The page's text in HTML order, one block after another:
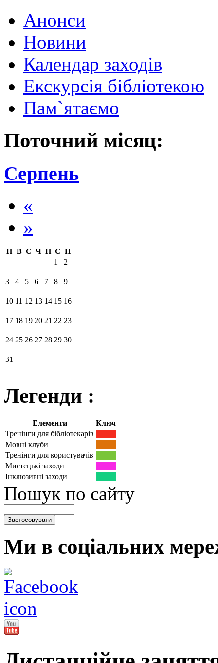
Анонси
Новини
Календар заходів
Екскурсія бібліотекою
Пам`ятаємо
Поточний місяц:
Серпень
«
»
П В С Ч П С Н
1
2
3 4 5 6 7 8 9
10 11 12 13 14 15 16
17 18 19 20 21 22 23
24 25 26 27 28 29 30
31
Легенди :
Елементи
Ключ
Тренінги для бібліотекарів
Мовні клуби
Тренінги для користувачів
Мистецькі заходи
Інклюзивні заходи
Пошук по сайту
Ми в соціальних